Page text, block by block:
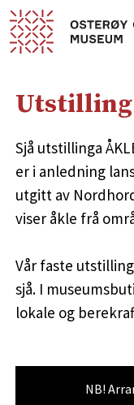
Sjå utstillinga
er i anledning
utgitt av
viser åkle frå
Vår faste
sjå. I
lokale og
NB!